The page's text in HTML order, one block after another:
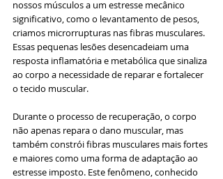
nossos músculos a um estresse mecânico
significativo, como o levantamento de pesos,
criamos microrrupturas nas fibras musculares.
Essas pequenas lesões desencadeiam uma
resposta inflamatória e metabólica que sinaliza
ao corpo a necessidade de reparar e fortalecer
o tecido muscular.
Durante o processo de recuperação, o corpo
não apenas repara o dano muscular, mas
também constrói fibras musculares mais fortes
e maiores como uma forma de adaptação ao
estresse imposto. Este fenômeno, conhecido